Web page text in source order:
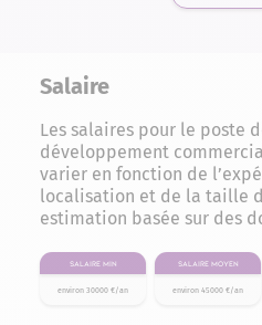
Salaire
Les salaires pour le poste
développement
varier en fonction de
localisation et de la taille
estimation basée sur des
Salaire min
environ 30000 €/an
Salaire moyen
environ 45000 €/an